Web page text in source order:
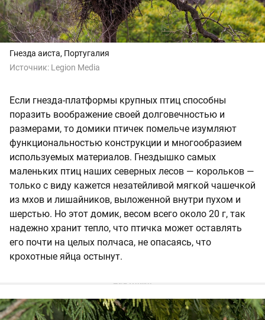
Гнезда аиста, Португалия
Источник: Legion Media
Если гнезда-платформы крупных птиц способны
поразить воображение своей долговечностью и
размерами, то домики птичек помельче изумляют
функциональностью конструкции и многообразием
используемых материалов. Гнездышко самых
маленьких птиц наших северных лесов — корольков —
только с виду кажется незатейливой мягкой чашечкой
из мхов и лишайников, выложенной внутри пухом и
шерстью. Но этот домик, весом всего около 20 г, так
надежно хранит тепло, что птичка может оставлять
его почти на целых полчаса, не опасаясь, что
крохотные яйца остынут.